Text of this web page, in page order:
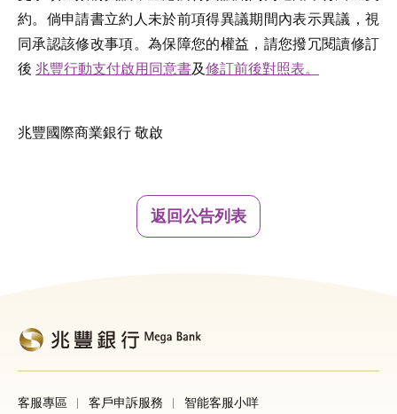
約。倘申請書立約人未於前項得異議期間內表示異議，視
同承認該修改事項。為保障您的權益，請您撥冗閱讀修訂
後 兆豐行動支付啟用同意書及修訂前後對照表。
兆豐國際商業銀行 敬啟
返回公告列表
客服專區 客戶申訴服務 智能客服小咩